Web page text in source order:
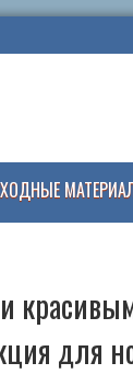
для